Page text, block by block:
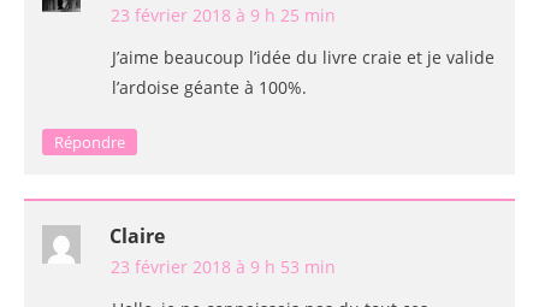
23 février 2018 à 9 h 25 min
J’aime beaucoup l’idée du livre craie et je valide
l’ardoise géante à 100%.
Répondre
Claire
23 février 2018 à 9 h 53 min